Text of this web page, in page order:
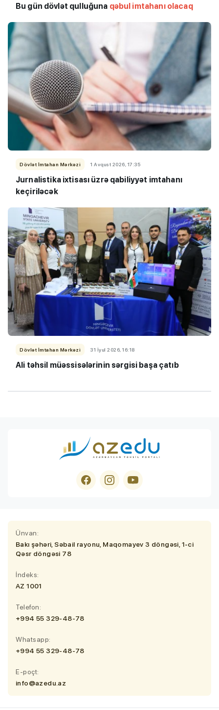
Bu gün dövlət qulluğuna qəbul imtahanı olacaq
Dövlət İmtahan Mərkəzi 1 Avqust 2026, 17:35
Jurnalistika ixtisası üzrə qabiliyyət imtahanı
keçiriləcək
Dövlət İmtahan Mərkəzi 31 İyul 2026, 16:18
Ali təhsil müəssisələrinin sərgisi başa çatıb
Ünvan:
Bakı şəhəri, Səbail rayonu, Maqomayev 3 döngəsi, 1-ci
Qəsr döngəsi 78
İndeks:
AZ 1001
Telefon:
+994 55 329-48-78
Whatsapp:
+994 55 329-48-78
E-poçt:
info@azedu.az